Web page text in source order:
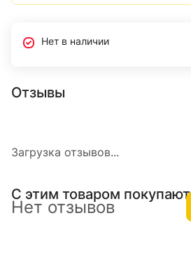
Нет в наличии
Отзывы
Загрузка отзывов...
Нет отзывов
С этим товаром покупают